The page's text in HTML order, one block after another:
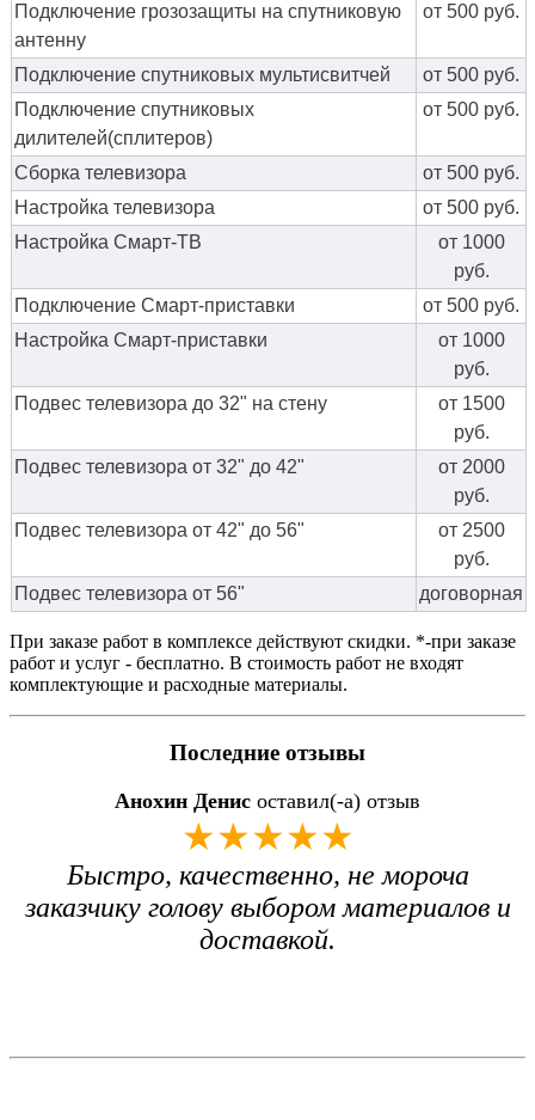
Подключение грозозащиты на спутниковую
антенну
от 500 руб.
Подключение спутниковых мультисвитчей
от 500 руб.
Подключение спутниковых
дилителей(сплитеров)
от 500 руб.
Сборка телевизора
от 500 руб.
Настройка телевизора
от 500 руб.
Настройка Смарт-ТВ
от 1000
руб.
Подключение Смарт-приставки
от 500 руб.
Настройка Смарт-приставки
от 1000
руб.
Подвес телевизора до 32" на стену
от 1500
руб.
Подвес телевизора от 32" до 42"
от 2000
руб.
Подвес телевизора от 42" до 56"
от 2500
руб.
Подвес телевизора от 56"
договорная
При заказе работ в комплексе действуют скидки. *-при заказе
работ и услуг - бесплатно. В стоимость работ не входят
комплектующие и расходные материалы.
Последние отзывы
Анохин Денис оставил(-а) отзыв
★★★★★
Быстро, качественно, не мороча
заказчику голову выбором материалов и
доставкой.